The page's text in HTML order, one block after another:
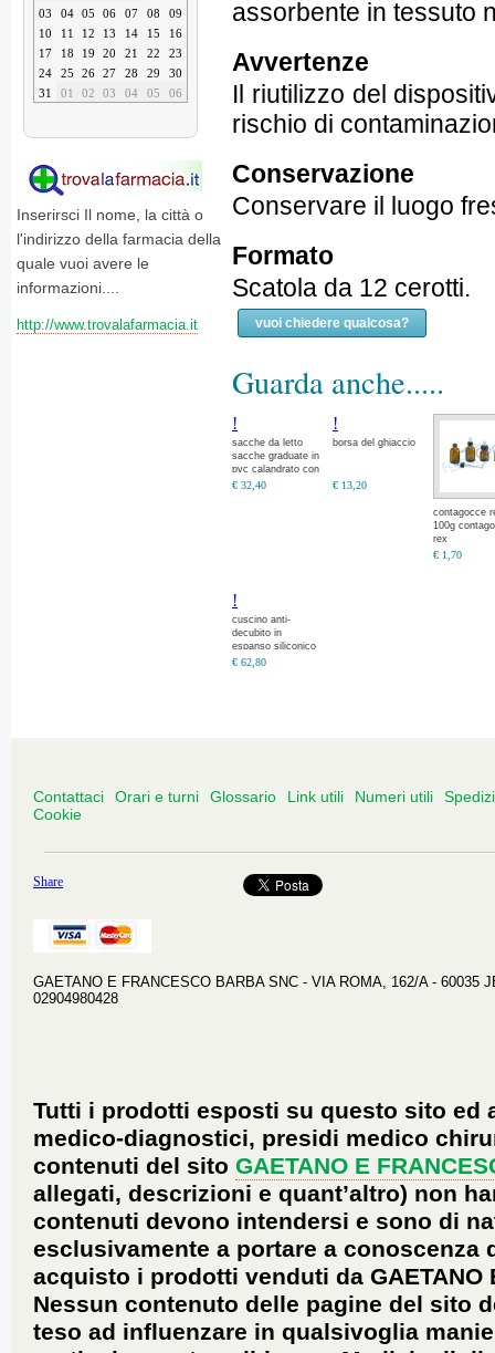
03
04 05 06 07 08
09
10
11 12 13 14 15
16
17
18 19 20 21 22
23
24
25 26 27 28 29
30
31
01 02 03 04 05 06
Inserirsci Il nome, la città o
l'indirizzo della farmacia della
quale vuoi avere le
informazioni....
http://www.trovalafarmacia.it
assorbente in tessuto
Avvertenze
Il riutilizzo del
rischio di
Conservazione
Conservare il luogo
Formato
Scatola da 12 cerotti.
vuoi chiedere qualcosa?
Guarda anche.....
!
sacche da letto
sacche graduate in
pvc calandrato con
doppia saldatura
€ 32,40
!
borsa del ghiaccio
€ 13,20
contagocce
100g
rex
€ 1,70
!
cuscino anti-
decubito in
espanso siliconico
viscoelastico
€ 62,80
Contattaci Orari e turni Glossario Link utili Numeri utili
Cookie
Share
GAETANO E FRANCESCO BARBA SNC - VIA ROMA, 162/A - 60035
02904980428
Tutti i prodotti esposti su questo sito
medico-diagnostici, presidi medico
contenuti del sito GAETANO E
allegati, descrizioni e quant’altro) non
contenuti devono intendersi e sono di
esclusivamente a portare a
acquisto i prodotti venduti da GAETANO
Nessun contenuto delle pagine del sito
teso ad influenzare in qualsivoglia